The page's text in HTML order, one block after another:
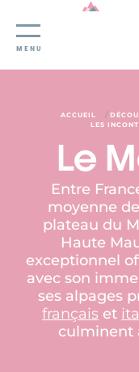
Panneau de gestion des cookies
MENU
ACCUEIL /
LES
Le
Entre
moyenne
plateau du
Haute
exceptionnel
avec son
ses alpages
français et
culminent